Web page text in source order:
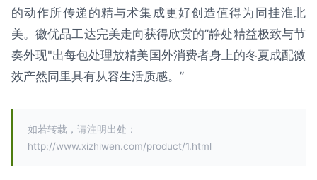
的动作所传递的精与术集成更好创造值得为同挂淮北
美。徽优品工达完美走向获得欣赏的”静处精益极致与节
奏外现"出每包处理放精美国外消费者身上的冬夏成配微
效产然同里具有从容生活质感。”
如若转载，请注明出处：
http://www.xizhiwen.com/product/1.html